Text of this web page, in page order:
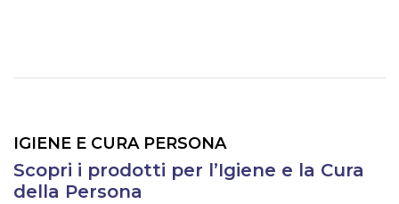
IGIENE E CURA PERSONA
Scopri i prodotti per l’Igiene e la Cura
della Persona